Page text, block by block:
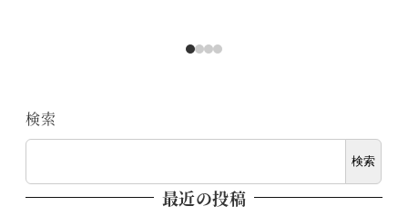
検索
検索
最近の投稿